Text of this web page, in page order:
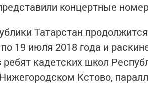
концертные
Татарстан
19 июля 2018 года и
кадетских школ
Кстово,